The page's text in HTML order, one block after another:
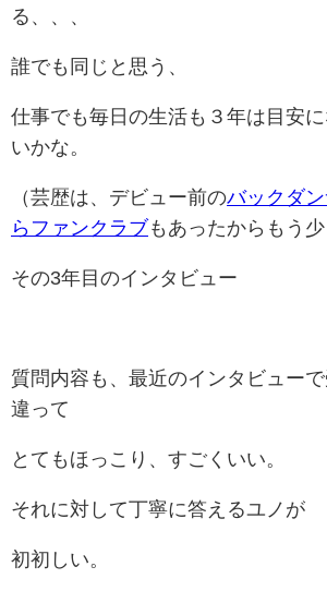
る、、、
誰でも同じと思う、
仕事でも毎日の生活も３年は目安
いかな。
（芸歴は、デビュー前のバックダ
らファンクラブもあったからもう
その3年目のインタビュー
質問内容も、最近のインタビュー
違って
とてもほっこり、すごくいい。
それに対して丁寧に答えるユノが
初初しい。